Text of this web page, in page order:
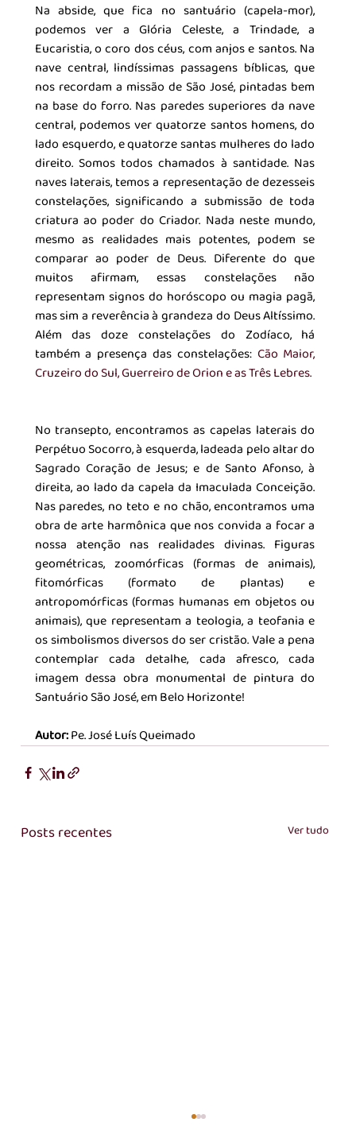
Na abside, que fica no santuário (capela-mor),
podemos ver a Glória Celeste, a Trindade, a
Eucaristia, o coro dos céus, com anjos e santos. Na
nave central, lindíssimas passagens bíblicas, que
nos recordam a missão de São José, pintadas bem
na base do forro. Nas paredes superiores da nave
central, podemos ver quatorze santos homens, do
lado esquerdo, e quatorze santas mulheres do lado
direito. Somos todos chamados à santidade. Nas
naves laterais, temos a representação de dezesseis
constelações, significando a submissão de toda
criatura ao poder do Criador. Nada neste mundo,
mesmo as realidades mais potentes, podem se
comparar ao poder de Deus. Diferente do que
muitos afirmam, essas constelações não
representam signos do horóscopo ou magia pagã,
mas sim a reverência à grandeza do Deus Altíssimo.
Além das doze constelações do Zodíaco, há
também a presença das constelações: Cão Maior,
Cruzeiro do Sul, Guerreiro de Orion e as Três Lebres.
No transepto, encontramos as capelas laterais do
Perpétuo Socorro, à esquerda, ladeada pelo altar do
Sagrado Coração de Jesus; e de Santo Afonso, à
direita, ao lado da capela da Imaculada Conceição.
Nas paredes, no teto e no chão, encontramos uma
obra de arte harmônica que nos convida a focar a
nossa atenção nas realidades divinas. Figuras
geométricas, zoomórficas (formas de animais),
fitomórficas (formato de plantas) e
antropomórficas (formas humanas em objetos ou
animais), que representam a teologia, a teofania e
os simbolismos diversos do ser cristão. Vale a pena
contemplar cada detalhe, cada afresco, cada
imagem dessa obra monumental de pintura do
Santuário São José, em Belo Horizonte!
Autor: Pe. José Luís Queimado
Posts recentes Ver tudo